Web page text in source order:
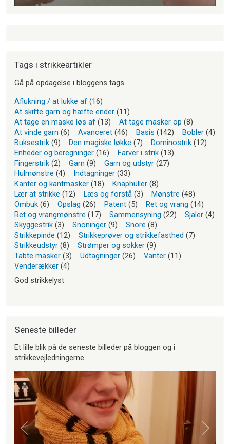
Tags i strikkeartikler
Gå på opdagelse i bloggens tags.
Aflukning / at lukke af (16)
At skifte garn og hæfte ender (11)
At tage en maske løs af (13) At tage masker op (8)
At vinde garn (6) Avanceret (46) Basis (142) Bobler (4)
Buksestrik (9) Den magiske løkke (7) Dominostrik (12)
Enheder og beregninger (16) Farver i strik (13)
Fingerstrik (2) Garn (9) Garn og udstyr (27)
Hulmønstre (4) Indtagninger (33)
Kanter og kantmasker (18) Knaphuller (8)
Lær at strikke (12) Læs og forstå (3) Mønstre (48)
Ombuk (6) Opslag (26) Patent (5) Ret og vrang (14)
Ret og vrangmønstre (17) Sammensyning (22) Sjaler (4)
Skyggestrik (3) Snoninger (9) Snore (8)
Strikkepinde (12) Strikkeprøver og strikkefasthed (7)
Strikkeudstyr (8) Strømper og sokker (9)
Tabte masker (3) Udtagninger (26) Vanter (11)
Venderækker (4)
God strikkelyst
Seneste billeder
Et lille blik på de seneste billeder på bloggen og i
strikkevejledningerne.
Forrige Næste